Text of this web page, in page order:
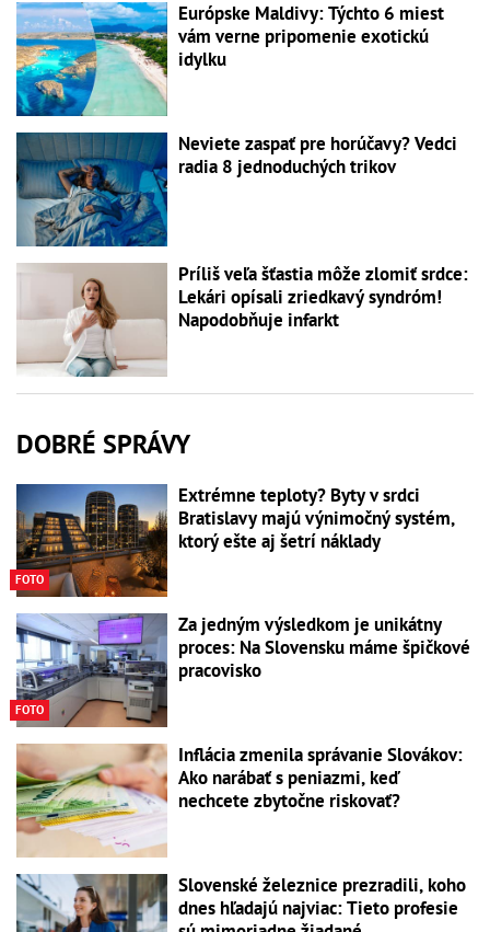
Európske Maldivy: Týchto 6 miest
vám verne pripomenie exotickú
idylku
Neviete zaspať pre horúčavy? Vedci
radia 8 jednoduchých trikov
Príliš veľa šťastia môže zlomiť srdce:
Lekári opísali zriedkavý syndróm!
Napodobňuje infarkt
DOBRÉ SPRÁVY
FOTO
Extrémne teploty? Byty v srdci
Bratislavy majú výnimočný systém,
ktorý ešte aj šetrí náklady
FOTO
Za jedným výsledkom je unikátny
proces: Na Slovensku máme špičkové
pracovisko
Inflácia zmenila správanie Slovákov:
Ako narábať s peniazmi, keď
nechcete zbytočne riskovať?
Slovenské železnice prezradili, koho
dnes hľadajú najviac: Tieto profesie